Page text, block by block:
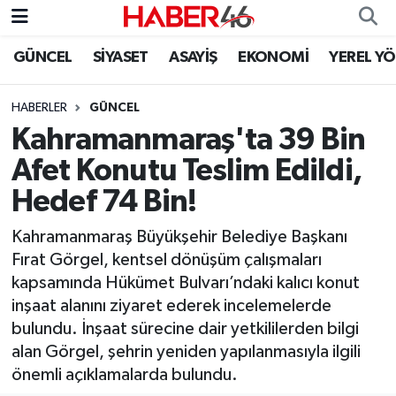
GÜNCEL SİYASET ASAYİŞ EKONOMİ YEREL
HABERLER GÜNCEL
Kahramanmaraş'ta 39 Bin
Afet Konutu Teslim Edildi,
Hedef 74 Bin!
Kahramanmaraş Büyükşehir Belediye Başkanı
Fırat Görgel, kentsel dönüşüm çalışmaları
kapsamında Hükümet Bulvarı’ndaki kalıcı konut
inşaat alanını ziyaret ederek incelemelerde
bulundu. İnşaat sürecine dair yetkililerden bilgi
alan Görgel, şehrin yeniden yapılanmasıyla ilgili
önemli açıklamalarda bulundu.
GÜNCEL
SİYASET
EKONOMİ
SPOR
YAŞAM
TEKNOLOJİ
SAĞLIK
EĞİTİM
Nöbetçi Eczaneler
Hava Durumu
Kahramanmaraş Namaz Vakitleri
Trafik Durumu
Süper Lig Puan Durumu ve Fikstür
Tüm Manşetler
Son Dakika Haberleri
Haber Arşivi